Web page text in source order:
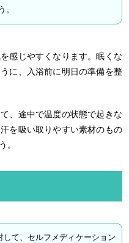
。
感じやすくなります。眠くな
に、入浴前に明日の準備を整
、途中で温度の状態で起きな
を吸い取りやすい素材のもの
。
して、セルフメディケーション